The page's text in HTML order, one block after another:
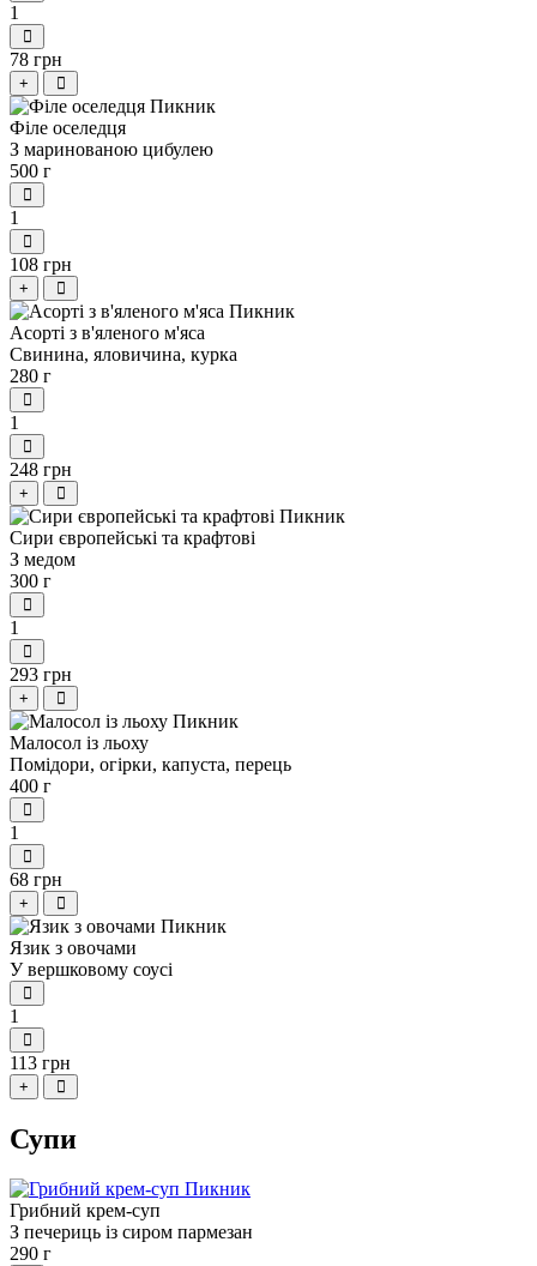
1
78 грн
+
Філе оселедця
З маринованою цибулею
500 г
1
108 грн
+
Асорті з в'яленого м'яса
Свинина, яловичина, курка
280 г
1
248 грн
+
Сири європейські та крафтові
З медом
300 г
1
293 грн
+
Малосол із льоху
Помідори, огірки, капуста, перець
400 г
1
68 грн
+
Язик з овочами
У вершковому соусі
1
113 грн
+
Супи
Грибний крем-суп
З печериць із сиром пармезан
290 г